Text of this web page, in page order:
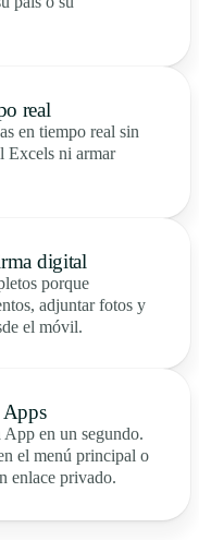
real
en tiempo real sin
Excels ni armar
digital
porque
adjuntar fotos y
el móvil.
en un segundo.
el menú principal o
enlace privado.